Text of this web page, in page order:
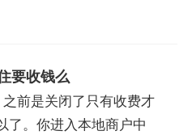
要收钱么
前是关闭了只有收费才
了。你进入本地商户中